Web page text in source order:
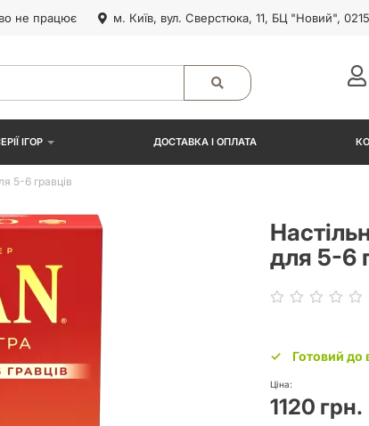
не працює м. Київ, вул. Сверстюка, 11, БЦ "Новий",
ІГОР ДОСТАВКА І ОПЛАТА
5-6 гравців
для 5-6
Готовий до
Ціна:
1120 грн.